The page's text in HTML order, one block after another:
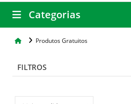
Categorias
Produtos Gratuitos
FILTROS